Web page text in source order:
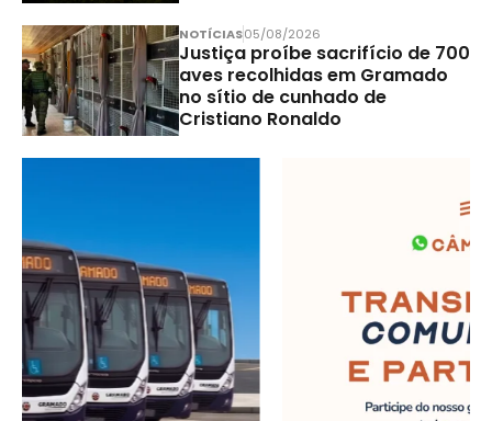
NOTÍCIAS05/08/2026
Justiça proíbe sacrifício de 700
aves recolhidas em Gramado
no sítio de cunhado de
Cristiano Ronaldo